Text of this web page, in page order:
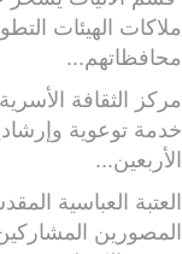
ملاكات الهيئات
محافظاتهم...
خدمة توعوية
الأربعين...
العتبة العباسية
المصورين